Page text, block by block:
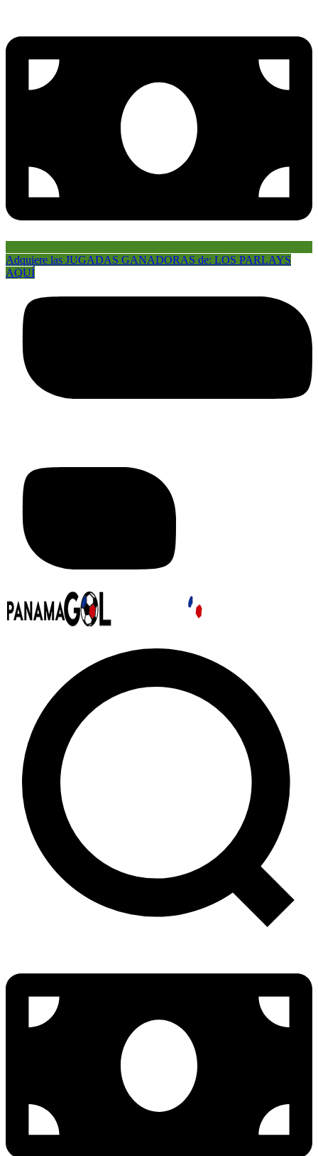
Adquiere las JUGADAS GANADORAS de: LOS PARLAYS
AQUÍ